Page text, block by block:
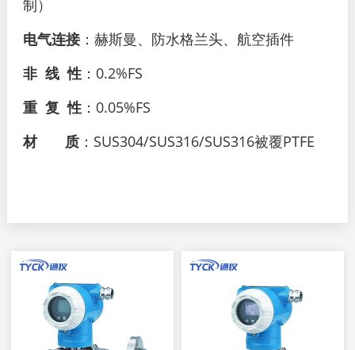
制）
电气连接：赫斯曼、防水格兰头、航空插件
非 线 性：0.2%FS
重 复 性：0.05%FS
材 质：SUS304/SUS316/SUS316被覆PTFE